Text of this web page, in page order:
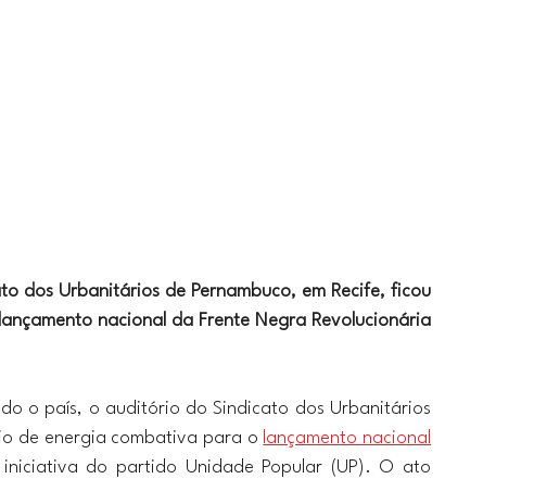
dos Urbanitários de Pernambuco, em Recife, ficou
nacional da Frente Negra Revolucionária
o país, o auditório do Sindicato dos Urbanitários
de energia combativa para o lançamento nacional
iniciativa do partido Unidade Popular (UP). O ato